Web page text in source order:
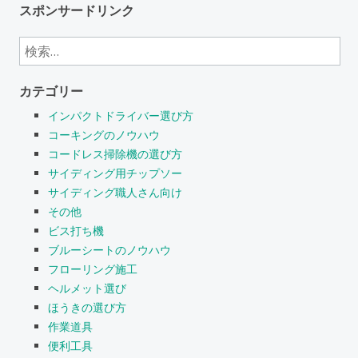
スポンサードリンク
検
索:
カテゴリー
インパクトドライバー選び方
コーキングのノウハウ
コードレス掃除機の選び方
サイディング用チップソー
サイディング職人さん向け
その他
ビス打ち機
ブルーシートのノウハウ
フローリング施工
ヘルメット選び
ほうきの選び方
作業道具
便利工具